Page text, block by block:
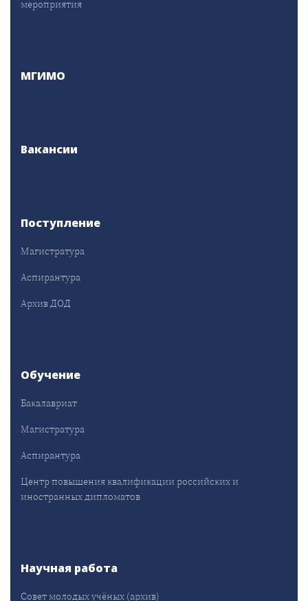
мероприятия
МГИМО
Вакансии
Поступление
Магистратура
Аспирантура
Архив ДОД
Обучение
Бакалавриат
Магистратура
Аспирантура
Центр повышения квалификации российских и
иностранных дипломатов
Научная работа
Совет молодых учёных (архив)